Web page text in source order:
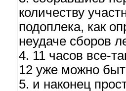
количеству
подоплека, как
неудаче сборов
4. 11 часов все-
12 уже можно
5. и наконец